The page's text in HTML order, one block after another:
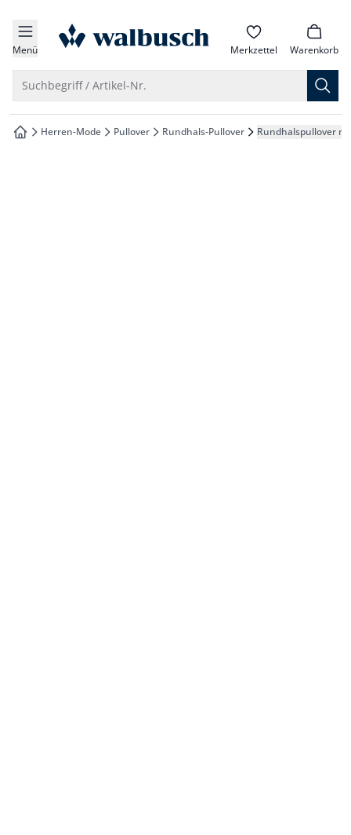
springen
springen
springen
springen
Menü zur Startseite Merkzettel Warenkorb
Suchbegriff / Artikel-Nr.
zur Startseite
Herren-Mode Pullover Rundhals-Pullover Rundhalspullover